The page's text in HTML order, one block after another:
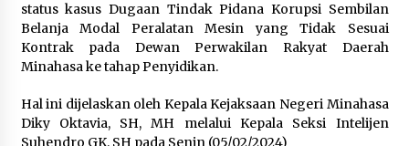
status kasus Dugaan Tindak Pidana Korupsi Sembilan
Belanja Modal Peralatan Mesin yang Tidak Sesuai
Kontrak pada Dewan Perwakilan Rakyat Daerah
Minahasa ke tahap Penyidikan.
Hal ini dijelaskan oleh Kepala Kejaksaan Negeri Minahasa
Diky Oktavia, SH, MH melalui Kepala Seksi Intelijen
Suhendro GK, SH pada Senin (05/02/2024)